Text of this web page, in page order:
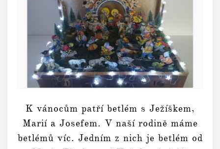
K vánocům patří betlém s Ježíškem,
Marií a Josefem. V naší rodině máme
betlémů víc. Jedním z nich je betlém od